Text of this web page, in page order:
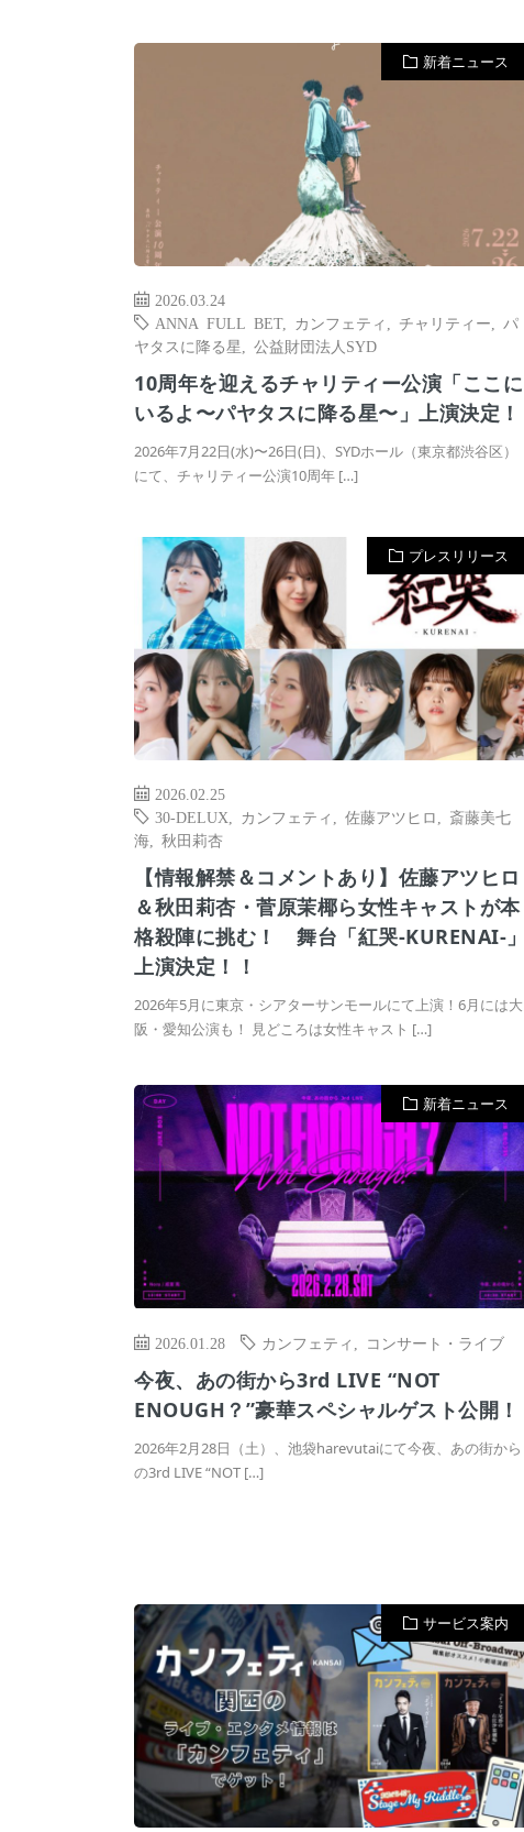
新着ニュース
2026.03.24
ANNA FULL BET, カンフェティ チャリティー
パ
ヤタスに降る星
公益財団法人SYD
10周年を迎えるチャリティー公演「ここに
いるよ〜パヤタスに降る星〜」上演決定！
2026年7月22日(水)〜26日(日)、SYDホール（東京都渋谷区）
にて、チャリティー公演10周年 […]
プレスリリース
2026.02.25
30-DELUX
カンフェティ 佐藤アツヒロ
斎藤美七
海
秋田莉杏
【情報解禁＆コメントあり】佐藤アツヒロ
＆秋田莉杏・菅原茉椰ら女性キャストが本
格殺陣に挑む！ 舞台「紅哭-KURENAI-」
上演決定！！
2026年5月に東京・シアターサンモールにて上演！6月には大
阪・愛知公演も！ 見どころは女性キャスト […]
新着ニュース
2026.01.28 カンフェティ コンサート・ライブ
今夜、あの街から3rd LIVE “NOT
ENOUGH？”豪華スペシャルゲスト公開！
2026年2月28日（土）、池袋harevutaiにて今夜、あの街から
の3rd LIVE “NOT […]
サービス案内